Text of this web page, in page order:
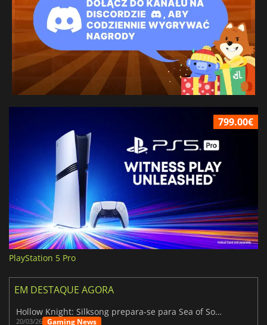
799.00€
PlayStation 5 Pro
EM DESTAQUE AGORA
Hollow Knight: Silksong prepara-se para Sea of Sorrow com um patch
20/03/26 Gaming News